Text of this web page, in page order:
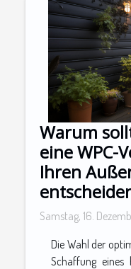
Warum
eine WPC-
Ihren
Samstag, 16.
Die Wahl der
Schaffung eines